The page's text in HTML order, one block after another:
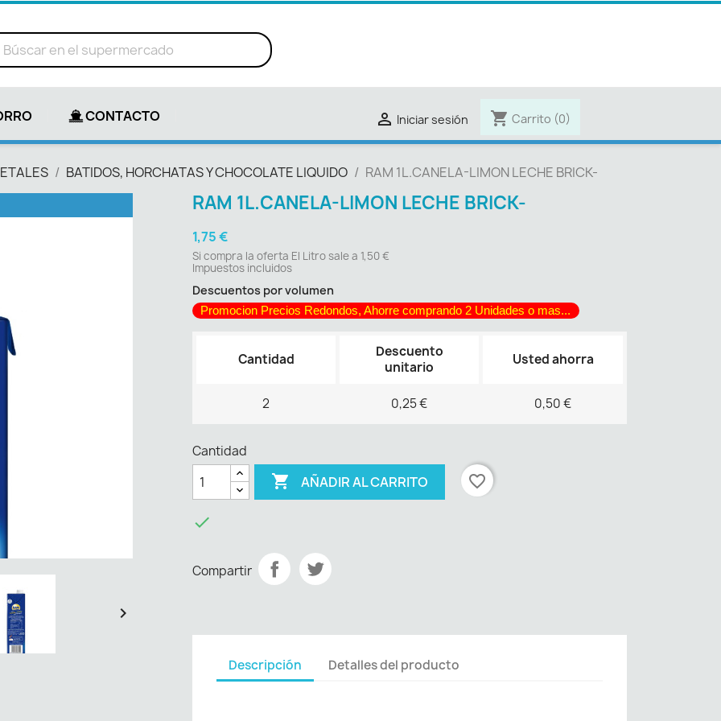
 Iniciar sesión shopping_cart Carrito (0)
CONTACTO
BATIDOS, HORCHATAS Y CHOCOLATE LIQUIDO RAM 1L.CANELA-LIMON LECHE BRICK-

RAM 1L.CANELA-LIMON LECHE BRICK-
1,75 €
Si compra la oferta El Litro sale a 1,50 €
Impuestos incluidos
Descuentos por volumen
Promocion Precios Redondos, Ahorre comprando 2 Unidades o mas...
Cantidad
Descuento
unitario
Usted ahorra
2 0,25 € 0,50 €
Cantidad
 AÑADIR AL CARRITO favorite_border

Compartir
Descripción Detalles del producto